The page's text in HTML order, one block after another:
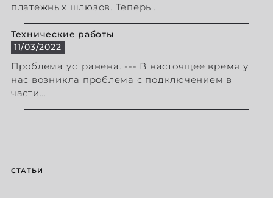
платежных шлюзов. Теперь...
Технические работы
11/03/2022
Проблема устранена. --- В настоящее время у
нас возникла проблема с подключением в
части...
СТАТЬИ